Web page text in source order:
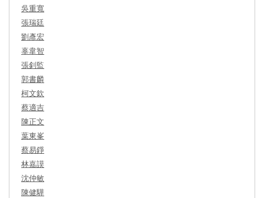
吳重寬
張瑞廷
劉彥宏
辜韋智
張釗監
郭書麟
柯文欽
蔡適吉
陳正文
葉東峯
蔡易錚
林嘉謨
沈仲敏
陳健驊